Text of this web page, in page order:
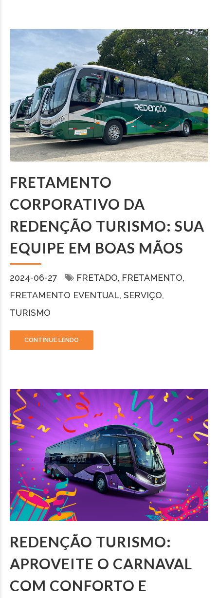
FRETAMENTO
CORPORATIVO DA
REDENÇÃO TURISMO: SUA
EQUIPE EM BOAS MÃOS
2024-06-27 FRETADO FRETAMENTO
FRETAMENTO EVENTUAL SERVIÇO
TURISMO
CONTINUE LENDO
REDENÇÃO TURISMO:
APROVEITE O CARNAVAL
COM CONFORTO E